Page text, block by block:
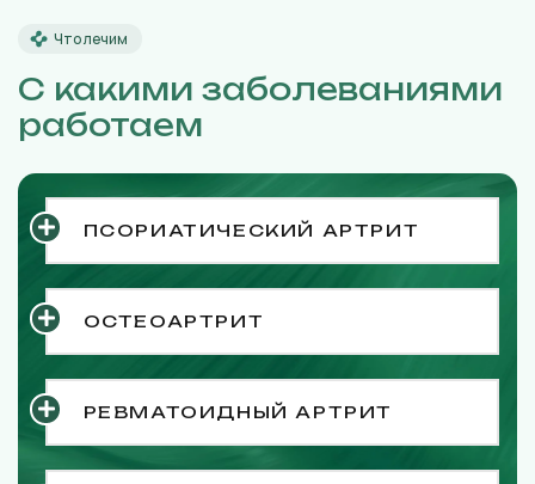
Что лечим
С какими заболеваниями
работаем
ПСОРИАТИЧЕСКИЙ АРТРИТ
ОСТЕОАРТРИТ
РЕВМАТОИДНЫЙ АРТРИТ